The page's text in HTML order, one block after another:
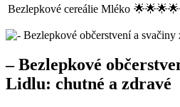
Bezlepkové cereálie Mléko
– Bezlepkové
Lidlu: chutné ⁤a zdravé